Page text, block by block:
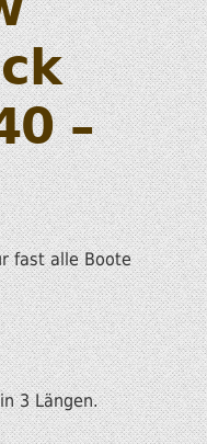
–
fast alle Boote
3 Längen.